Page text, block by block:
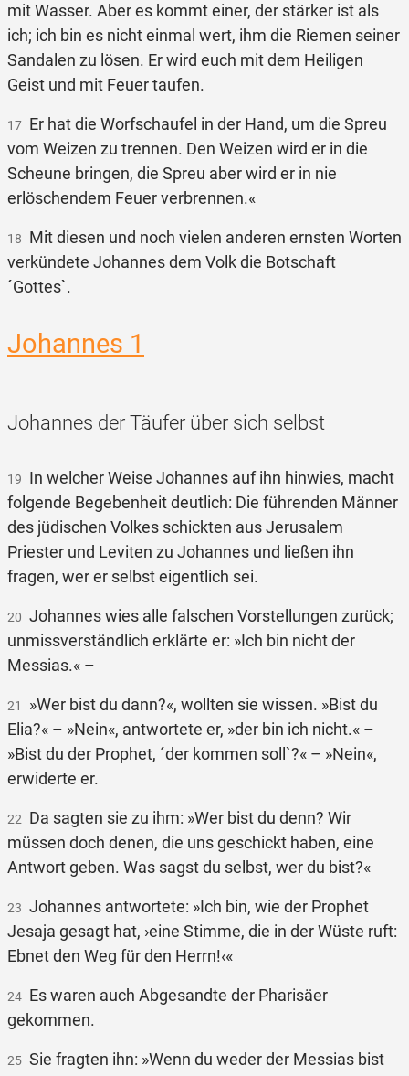
mit Wasser. Aber es kommt einer, der stärker ist als
ich; ich bin es nicht einmal wert, ihm die Riemen seiner
Sandalen zu lösen. Er wird euch mit dem Heiligen
Geist und mit Feuer taufen.
17 Er hat die Worfschaufel in der Hand, um die Spreu
vom Weizen zu trennen. Den Weizen wird er in die
Scheune bringen, die Spreu aber wird er in nie
erlöschendem Feuer verbrennen.«
18 Mit diesen und noch vielen anderen ernsten Worten
verkündete Johannes dem Volk die Botschaft
´Gottes`.
Johannes 1
Johannes der Täufer über sich selbst
19 In welcher Weise Johannes auf ihn hinwies, macht
folgende Begebenheit deutlich: Die führenden Männer
des jüdischen Volkes schickten aus Jerusalem
Priester und Leviten zu Johannes und ließen ihn
fragen, wer er selbst eigentlich sei.
20 Johannes wies alle falschen Vorstellungen zurück;
unmissverständlich erklärte er: »Ich bin nicht der
Messias.« –
21
»Wer bist du dann?«, wollten sie wissen. »Bist du
Elia?« – »Nein«, antwortete er, »der bin ich nicht.« –
»Bist du der Prophet, ´der kommen soll`?« – »Nein«,
erwiderte er.
22 Da sagten sie zu ihm: »Wer bist du denn? Wir
müssen doch denen, die uns geschickt haben, eine
Antwort geben. Was sagst du selbst, wer du bist?«
23 Johannes antwortete: »Ich bin, wie der Prophet
Jesaja gesagt hat, ›eine Stimme, die in der Wüste ruft:
Ebnet den Weg für den Herrn!‹«
24 Es waren auch Abgesandte der Pharisäer
gekommen.
25 Sie fragten ihn: »Wenn du weder der Messias bist